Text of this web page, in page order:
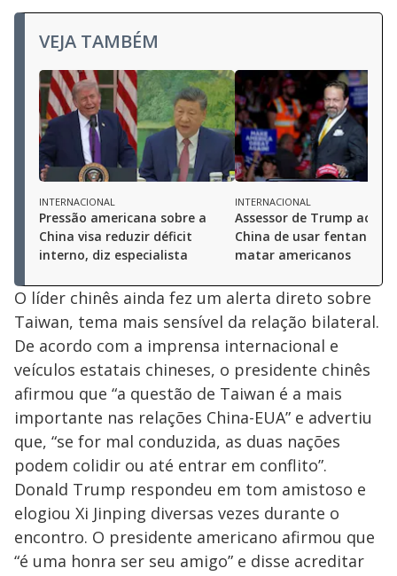
VEJA TAMBÉM
INTERNACIONAL
Pressão americana sobre a
China visa reduzir déficit
interno, diz especialista
INTERNACIONAL
Assessor de Trump acusa
China de usar fentanil
matar americanos
O líder chinês ainda fez um alerta direto sobre
Taiwan, tema mais sensível da relação bilateral.
De acordo com a imprensa internacional e
veículos estatais chineses, o presidente chinês
afirmou que “a questão de Taiwan é a mais
importante nas relações China-EUA” e advertiu
que, “se for mal conduzida, as duas nações
podem colidir ou até entrar em conflito”.
Donald Trump respondeu em tom amistoso e
elogiou Xi Jinping diversas vezes durante o
encontro. O presidente americano afirmou que
“é uma honra ser seu amigo” e disse acreditar